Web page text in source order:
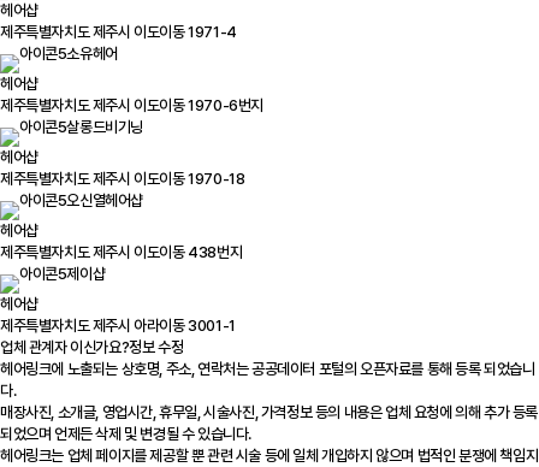
헤어샵
제주특별자치도 제주시 이도이동 1971-4
소유헤어
헤어샵
제주특별자치도 제주시 이도이동 1970-6번지
살롱드비기닝
헤어샵
제주특별자치도 제주시 이도이동 1970-18
오신열헤어샵
헤어샵
제주특별자치도 제주시 이도이동 438번지
제이샵
헤어샵
제주특별자치도 제주시 아라이동 3001-1
업체 관계자 이신가요?정보 수정
헤어링크에 노출되는 상호명, 주소, 연락처는 공공데이터 포털의 오픈자료를 통해 등록 되었습니
다.
매장사진, 소개글, 영업시간, 휴무일, 시술사진, 가격정보 등의 내용은 업체 요청에 의해 추가 등록
되었으며 언제든 삭제 및 변경될 수 있습니다.
헤어링크는 업체 페이지를 제공할 뿐 관련 시술 등에 일체 개입하지 않으며 법적인 분쟁에 책임지